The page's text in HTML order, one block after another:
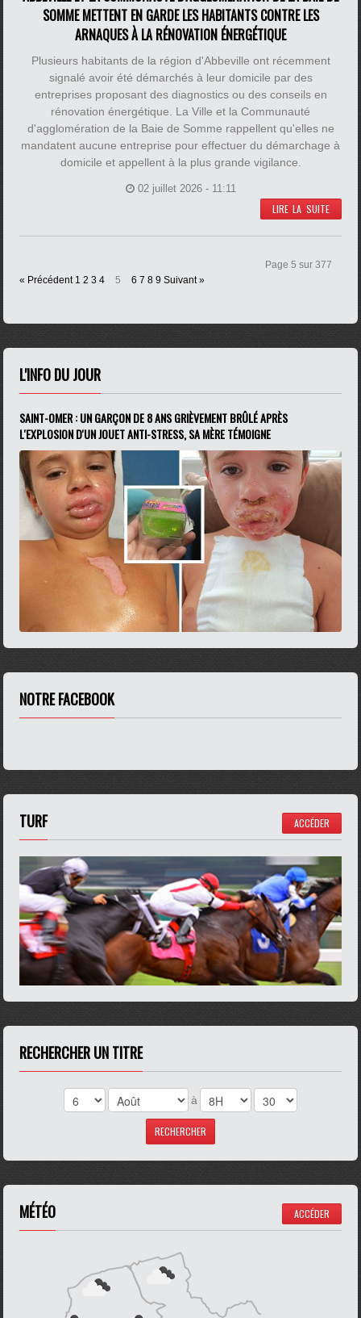
SOMME METTENT EN GARDE LES HABITANTS CONTRE LES
ARNAQUES À LA RÉNOVATION ÉNERGÉTIQUE
Plusieurs habitants de la région d'Abbeville ont récemment
signalé avoir été démarchés à leur domicile par des
entreprises proposant des diagnostics ou des conseils en
rénovation énergétique. La Ville et la Communauté
d'agglomération de la Baie de Somme rappellent qu'elles ne
mandatent aucune entreprise pour effectuer du démarchage à
domicile et appellent à la plus grande vigilance.
02 juillet 2026 - 11:11
LIRE LA SUITE
« Précédent 1 2 3 4 5 6 7 8 9 Suivant »
Page 5 sur 377
L'INFO DU JOUR
SAINT-OMER : UN GARÇON DE 8 ANS GRIÈVEMENT BRÛLÉ APRÈS
L'EXPLOSION D'UN JOUET ANTI-STRESS, SA MÈRE TÉMOIGNE
NOTRE FACEBOOK
TURF ACCÉDER
RECHERCHER UN TITRE
à
MÉTÉO ACCÉDER